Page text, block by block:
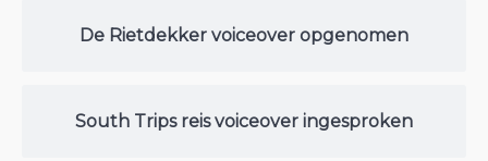
De Rietdekker voiceover opgenomen
South Trips reis voiceover ingesproken